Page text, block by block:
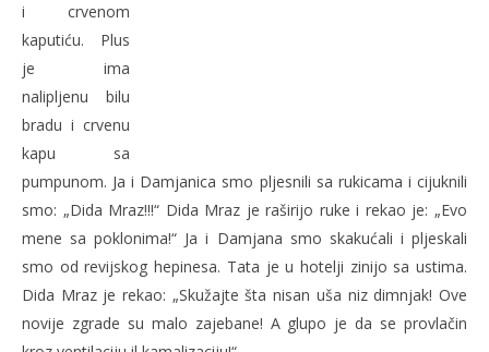
i crvenom
kaputiću. Plus
je ima
nalipljenu bilu
bradu i crvenu
kapu sa
pumpunom. Ja i Damjanica smo pljesnili sa rukicama i cijuknili
smo: „Dida Mraz!!!“ Dida Mraz je raširijo ruke i rekao je: „Evo
mene sa poklonima!“ Ja i Damjana smo skakućali i pljeskali
smo od revijskog hepinesa. Tata je u hotelji zinijo sa ustima.
Dida Mraz je rekao: „Skužajte šta nisan uša niz dimnjak! Ove
novije zgrade su malo zajebane! A glupo je da se provlačin